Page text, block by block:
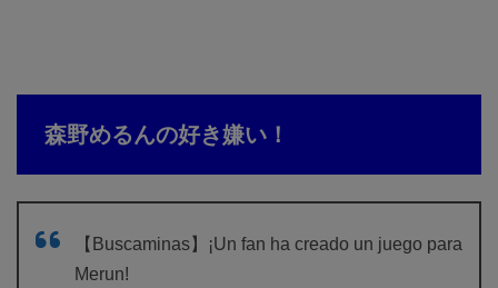
森野めるんの好き嫌い！
【Buscaminas】¡Un fan ha creado un juego para
Merun!